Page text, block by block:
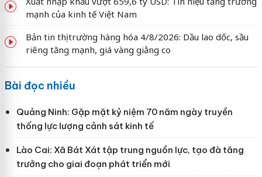
mạnh của kinh tế Việt Nam
Bản tin thị trường hàng hóa 4/8/2026: Dầu lao dốc, sầu
riêng tăng mạnh, giá vàng giằng co
Bài đọc nhiều
Quảng Ninh: Gặp mặt kỷ niệm 70 năm ngày truyền
thống lực lượng cảnh sát kinh tế
Lào Cai: Xã Bát Xát tập trung nguồn lực, tạo đà tăng
trưởng cho giai đoạn phát triển mới